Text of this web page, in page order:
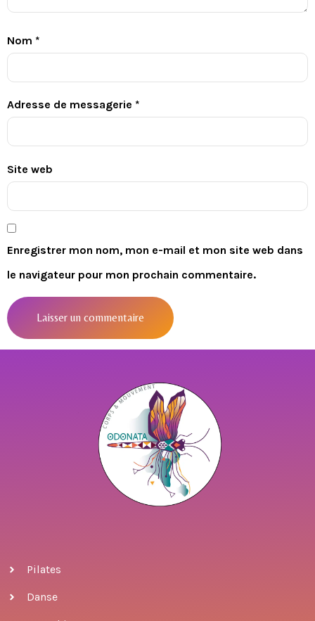
Nom *
Adresse de messagerie *
Site web
Enregistrer mon nom, mon e-mail et mon site web dans
le navigateur pour mon prochain commentaire.
Pilates
Danse